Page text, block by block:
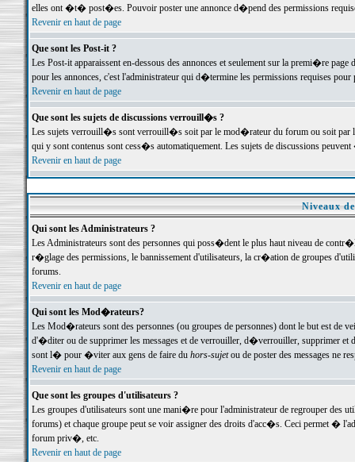
elles ont �t� post�es. Pouvoir poster une annonce d�pend des permissions
Revenir en haut de page
Que sont les Post-it ?
Les Post-it apparaissent en-dessous des annonces et seulement sur la premi�re
pour les annonces, c'est l'administrateur qui d�termine les permissions requises pour
Revenir en haut de page
Que sont les sujets de discussions verrouill�s ?
Les sujets verrouill�s sont verrouill�s soit par le mod�rateur du forum ou soit par
qui y sont contenus sont cess�s automatiquement. Les sujets de discussions
Revenir en haut de page
Niveaux
Qui sont les Administrateurs ?
Les Administrateurs sont des personnes qui poss�dent le plus haut niveau de
r�glage des permissions, le bannissement d'utilisateurs, la cr�ation de groupes
forums.
Revenir en haut de page
Qui sont les Mod�rateurs?
Les Mod�rateurs sont des personnes (ou groupes de personnes) dont le but est de
d'�diter ou de supprimer les messages et de verrouiller, d�verrouiller, supprimer
sont l� pour �viter aux gens de faire du hors-sujetou de poster des messages ne
Revenir en haut de page
Que sont les groupes d'utilisateurs ?
Les groupes d'utilisateurs sont une mani�re pour l'administrateur de regrouper des
forums) et chaque groupe peut se voir assigner des droits d'acc�s. Ceci permet
forum priv�, etc.
Revenir en haut de page